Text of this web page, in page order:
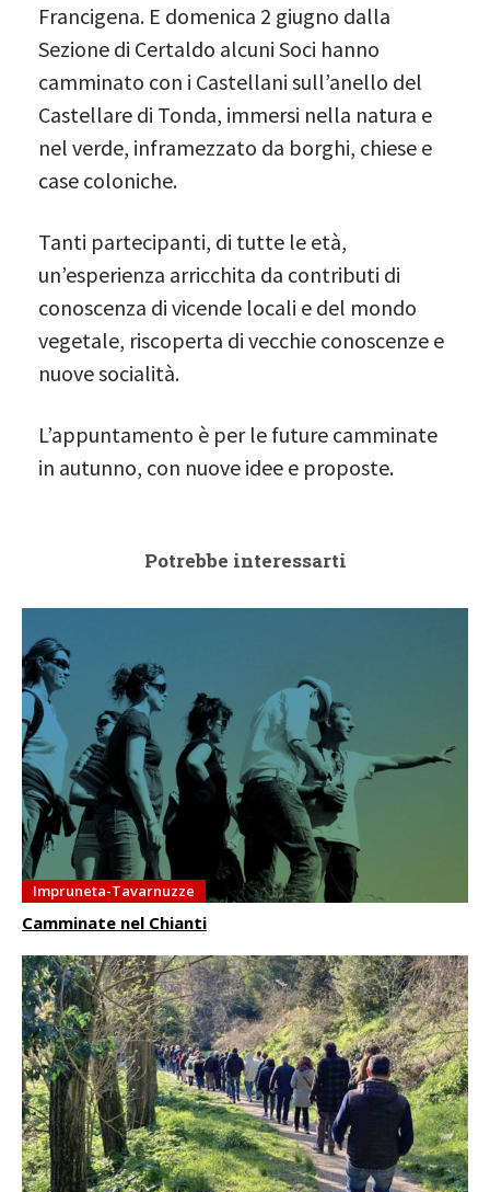
Francigena. E domenica 2 giugno dalla
Sezione di Certaldo alcuni Soci hanno
camminato con i Castellani sull’anello del
Castellare di Tonda, immersi nella natura e
nel verde, inframezzato da borghi, chiese e
case coloniche.
Tanti partecipanti, di tutte le età,
un’esperienza arricchita da contributi di
conoscenza di vicende locali e del mondo
vegetale, riscoperta di vecchie conoscenze e
nuove socialità.
L’appuntamento è per le future camminate
in autunno, con nuove idee e proposte.
Potrebbe interessarti
Impruneta-Tavarnuzze
Camminate nel Chianti